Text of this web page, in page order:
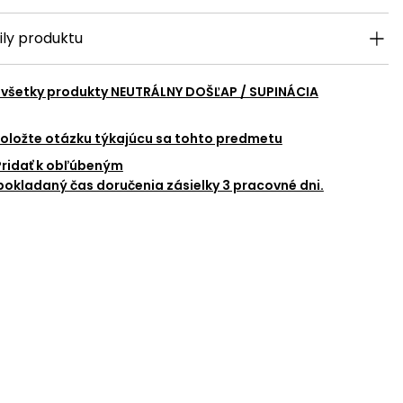
produktu
všetky produkty NEUTRÁLNY DOŠĽAP / SUPINÁCIA
otázku týkajúcu sa tohto predmetu
k obľúbeným
čas doručenia zásielky 3 pracovné dni.